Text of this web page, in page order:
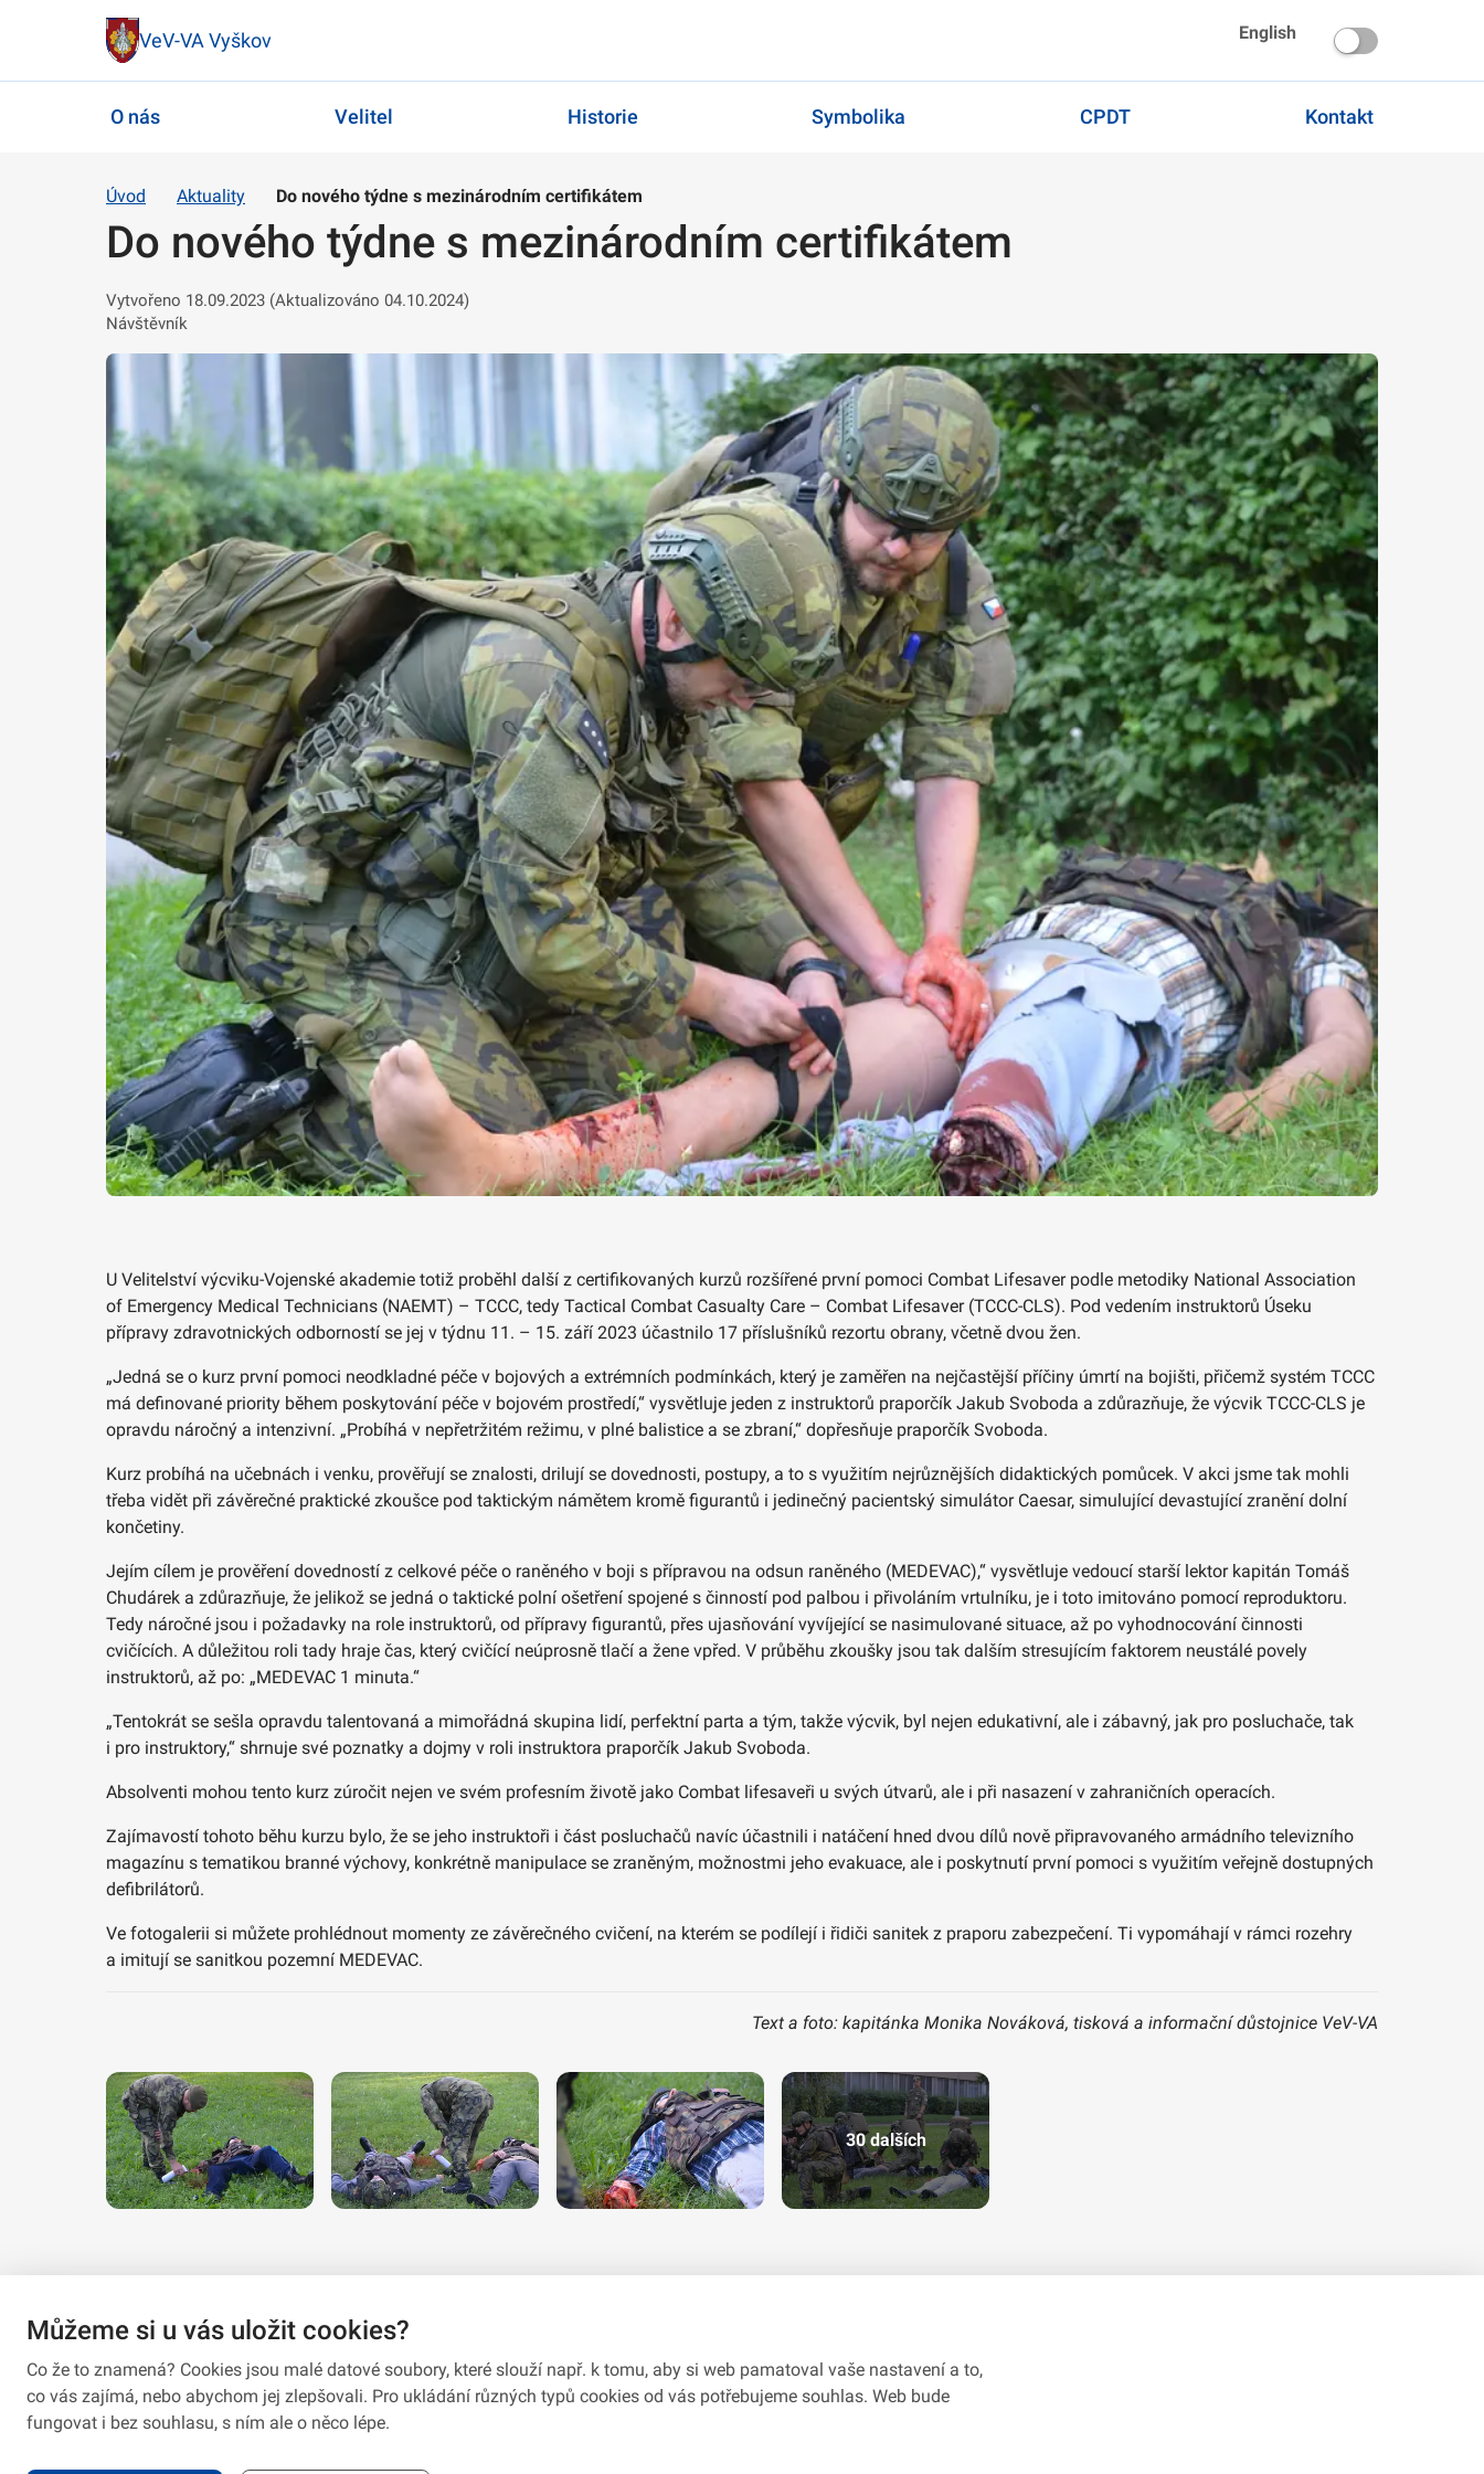
VeV-VA Vyškov English
O nás Velitel Historie Symbolika CPDT Kontakt
Úvod Aktuality Do nového týdne s mezinárodním certifikátem
Do nového týdne s mezinárodním certifikátem
Vytvořeno 18.09.2023 (Aktualizováno 04.10.2024)
Návštěvník
U Velitelství výcviku-Vojenské akademie totiž proběhl další z certifikovaných kurzů rozšířené první pomoci Combat Lifesaver podle metodiky National Association
of Emergency Medical Technicians (NAEMT) – TCCC, tedy Tactical Combat Casualty Care – Combat Lifesaver (TCCC-CLS). Pod vedením instruktorů Úseku
přípravy zdravotnických odborností se jej v týdnu 11. – 15. září 2023 účastnilo 17 příslušníků rezortu obrany, včetně dvou žen.
„Jedná se o kurz první pomoci neodkladné péče v bojových a extrémních podmínkách, který je zaměřen na nejčastější příčiny úmrtí na bojišti, přičemž systém TCCC
má definované priority během poskytování péče v bojovém prostředí,“ vysvětluje jeden z instruktorů praporčík Jakub Svoboda a zdůrazňuje, že výcvik TCCC-CLS je
opravdu náročný a intenzivní. „Probíhá v nepřetržitém režimu, v plné balistice a se zbraní,“ dopřesňuje praporčík Svoboda.
Kurz probíhá na učebnách i venku, prověřují se znalosti, drilují se dovednosti, postupy, a to s využitím nejrůznějších didaktických pomůcek. V akci jsme tak mohli
třeba vidět při závěrečné praktické zkoušce pod taktickým námětem kromě figurantů i jedinečný pacientský simulátor Caesar, simulující devastující zranění dolní
končetiny.
Jejím cílem je prověření dovedností z celkové péče o raněného v boji s přípravou na odsun raněného (MEDEVAC),“ vysvětluje vedoucí starší lektor kapitán Tomáš
Chudárek a zdůrazňuje, že jelikož se jedná o taktické polní ošetření spojené s činností pod palbou i přivoláním vrtulníku, je i toto imitováno pomocí reproduktoru.
Tedy náročné jsou i požadavky na role instruktorů, od přípravy figurantů, přes ujasňování vyvíjející se nasimulované situace, až po vyhodnocování činnosti
cvičících. A důležitou roli tady hraje čas, který cvičící neúprosně tlačí a žene vpřed. V průběhu zkoušky jsou tak dalším stresujícím faktorem neustálé povely
instruktorů, až po: „MEDEVAC 1 minuta.“
„Tentokrát se sešla opravdu talentovaná a mimořádná skupina lidí, perfektní parta a tým, takže výcvik, byl nejen edukativní, ale i zábavný, jak pro posluchače, tak
i pro instruktory,“ shrnuje své poznatky a dojmy v roli instruktora praporčík Jakub Svoboda.
Absolventi mohou tento kurz zúročit nejen ve svém profesním životě jako Combat lifesaveři u svých útvarů, ale i při nasazení v zahraničních operacích.
Zajímavostí tohoto běhu kurzu bylo, že se jeho instruktoři i část posluchačů navíc účastnili i natáčení hned dvou dílů nově připravovaného armádního televizního
magazínu s tematikou branné výchovy, konkrétně manipulace se zraněným, možnostmi jeho evakuace, ale i poskytnutí první pomoci s využitím veřejně dostupných
defibrilátorů.
Ve fotogalerii si můžete prohlédnout momenty ze závěrečného cvičení, na kterém se podílejí i řidiči sanitek z praporu zabezpečení. Ti vypomáhají v rámci rozehry
a imitují se sanitkou pozemní MEDEVAC.
Text a foto: kapitánka Monika Nováková, tisková a informační důstojnice VeV-VA
30 dalších
Můžeme si u vás uložit cookies?
Co že to znamená? Cookies jsou malé datové soubory, které slouží např. k tomu, aby si web pamatoval vaše nastavení a to,
co vás zajímá, nebo abychom jej zlepšovali. Pro ukládání různých typů cookies od vás potřebujeme souhlas. Web bude
fungovat i bez souhlasu, s ním ale o něco lépe.